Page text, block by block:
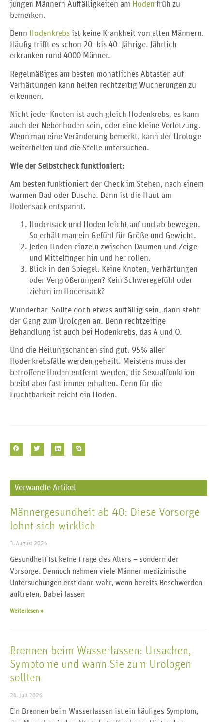
jungen Männern Auffälligkeiten am Hoden früh zu
bemerken.
Denn Hodenkrebs ist keine Krankheit von alten Männern.
Häufig trifft es schon 20- bis 40- Jährige. Jährlich
erkranken rund 4000 Männer.
Regelmäßiges am besten monatliches Abtasten auf
Verhärtungen kann helfen rechtzeitig Wucherungen zu
erkennen.
Nicht jeder Knoten ist auch gleich Hodenkrebs, es kann
auch der Nebenhoden sein, oder eine kleine Verletzung.
Wenn man eine Veränderung bemerkt, kann der Urologe
weiterhelfen und die Stelle untersuchen.
Wie der Selbstcheck funktioniert:
Am besten funktioniert der Check im Stehen, nach einem
warmen Bad oder Dusche. Dann ist die Haut am
Hodensack entspannt.
Hodensack und Hoden leicht auf und ab bewegen.
So erhält man ein Gefühl für Größe und Gewicht.
Jeden Hoden einzeln zwischen Daumen und Zeige-
und Mittelfinger hin und her rollen.
Blick in den Spiegel. Keine Knoten, Verhärtungen
oder Vergrößerungen? Kein Schweregefühl oder
ziehen im Hodensack?
Wunderbar. Sollte doch etwas auffällig sein, dann steht
der Gang zum Urologen an. Denn rechtzeitige
Behandlung ist auch bei Hodenkrebs, das A und O.
Und die Heilungschancen sind gut. 95% aller
Hodenkrebsfälle werden geheilt. Meistens muss der
betroffene Hoden entfernt werden, die Sexualfunktion
bleibt aber fast immer erhalten. Denn für die
Fruchtbarkeit reicht ein Hoden.
Verwandte Artikel
Männergesundheit ab 40: Diese Vorsorge
lohnt sich wirklich
3. August 2026
Gesundheit ist keine Frage des Alters – sondern der
Vorsorge. Dennoch nehmen viele Männer medizinische
Untersuchungen erst dann wahr, wenn bereits Beschwerden
auftreten. Dabei lassen
Weiterlesen »
Brennen beim Wasserlassen: Ursachen,
Symptome und wann Sie zum Urologen
sollten
28. Juli 2026
Ein Brennen beim Wasserlassen ist ein häufiges Symptom,